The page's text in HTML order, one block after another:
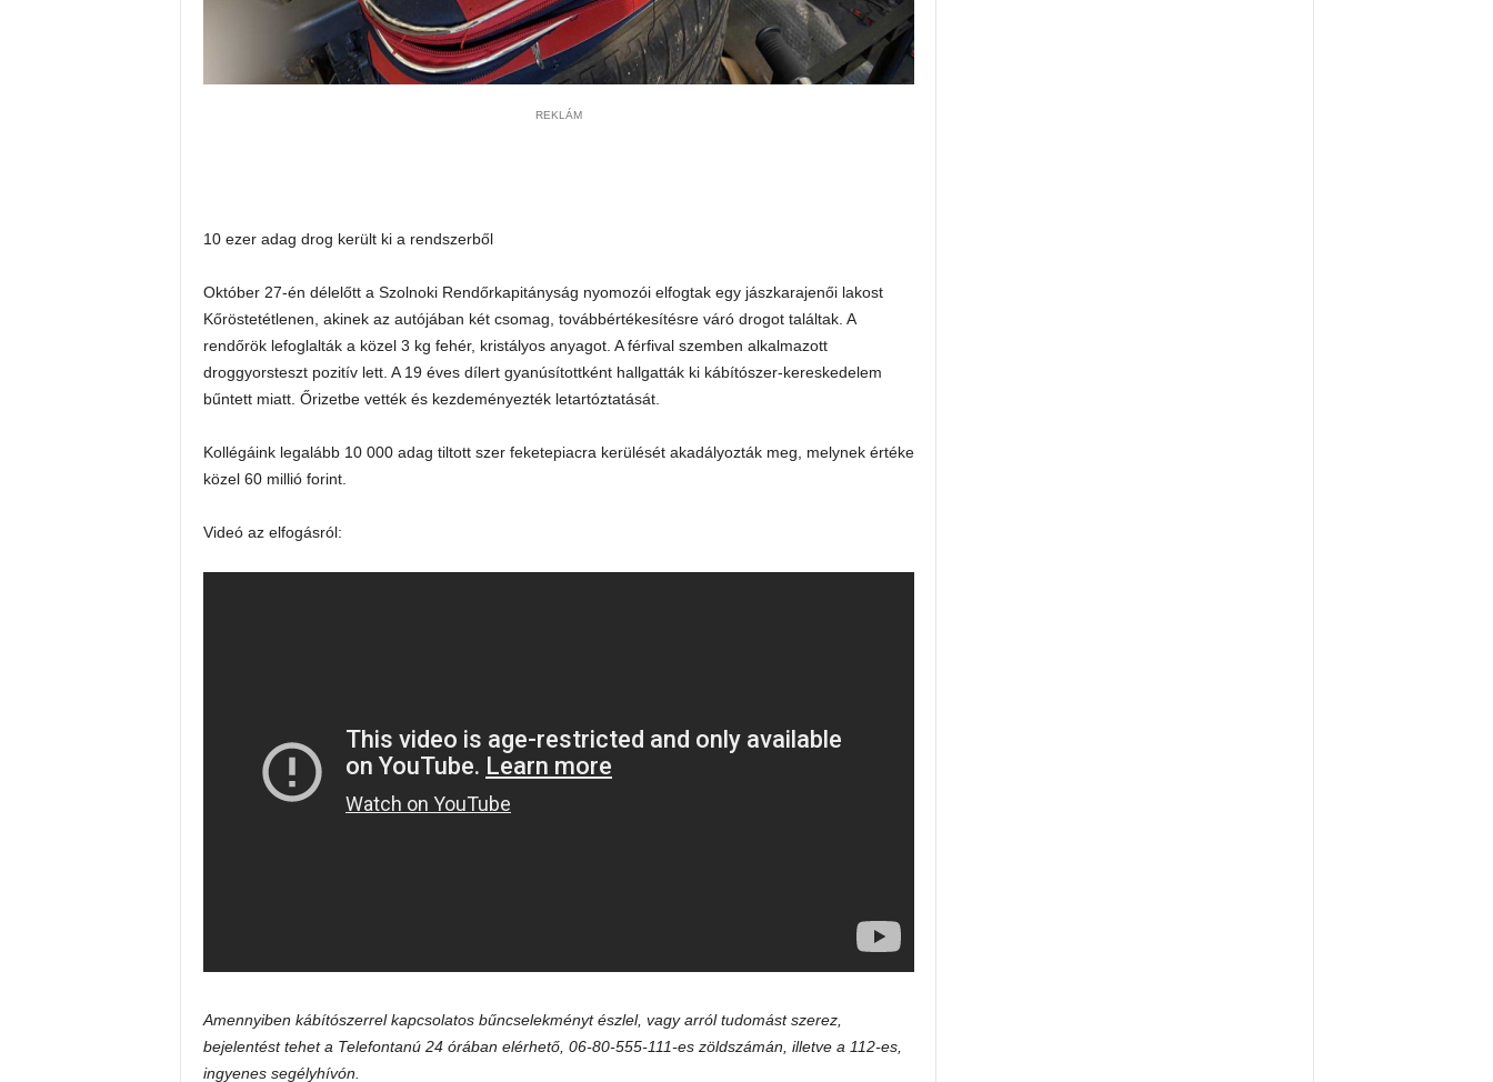
REKLÁM
10 ezer adag drog került ki a rendszerből
Október 27-én délelőtt a Szolnoki Rendőrkapitányság nyomozói elfogtak egy jászkarajenői lakost
Kőröstetétlenen, akinek az autójában két csomag, továbbértékesítésre váró drogot találtak. A
rendőrök lefoglalták a közel 3 kg fehér, kristályos anyagot. A férfival szemben alkalmazott
droggyorsteszt pozitív lett. A 19 éves dílert gyanúsítottként hallgatták ki kábítószer-kereskedelem
bűntett miatt. Őrizetbe vették és kezdeményezték letartóztatását.
Kollégáink legalább 10 000 adag tiltott szer feketepiacra kerülését akadályozták meg, melynek értéke
közel 60 millió forint.
Videó az elfogásról:
Amennyiben kábítószerrel kapcsolatos bűncselekményt észlel, vagy arról tudomást szerez,
bejelentést tehet a Telefontanú 24 órában elérhető, 06-80-555-111-es zöldszámán, illetve a 112-es,
ingyenes segélyhívón.